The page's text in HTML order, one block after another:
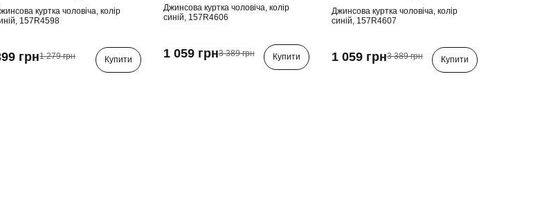
куртка чоловіча, колір
157R4598
грн1 279 грн Купити
Джинсова куртка чоловіча, колір
синій, 157R4606
1 059 грн3 389 грн Купити
Джинсова куртка чоловіча, колір
синій, 157R4607
1 059 грн3 389 грн Купити